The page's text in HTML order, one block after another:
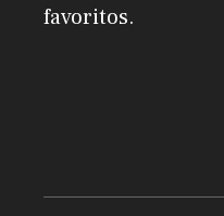
favoritos.